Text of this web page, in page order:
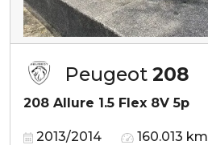
Peugeot 208
208 Allure 1.5 Flex 8V 5p
2013/2014 160.013 km